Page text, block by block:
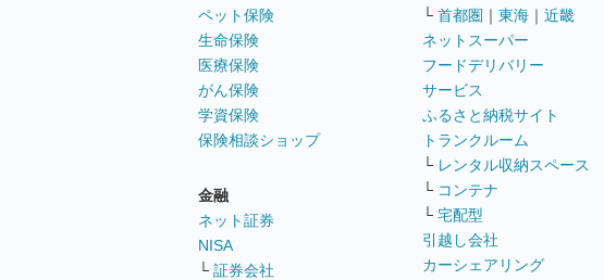
ペット保険
生命保険
医療保険
がん保険
学資保険
保険相談ショップ
金融
ネット証券
NISA
└ 証券会社
└ 首都圏 ｜ 東海 ｜ 近畿
ネットスーパー
フードデリバリー
サービス
ふるさと納税サイト
トランクルーム
└ レンタル収納スペース
└ コンテナ
└ 宅配型
引越し会社
カーシェアリング